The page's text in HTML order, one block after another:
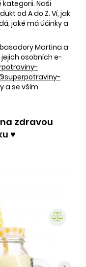
Naši
od A do Z. Ví, jak
jaké má účinky a
Martina a
osobních e-
a se vším
zdravou
♥️